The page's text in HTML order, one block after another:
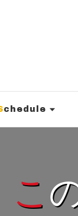
Schedule